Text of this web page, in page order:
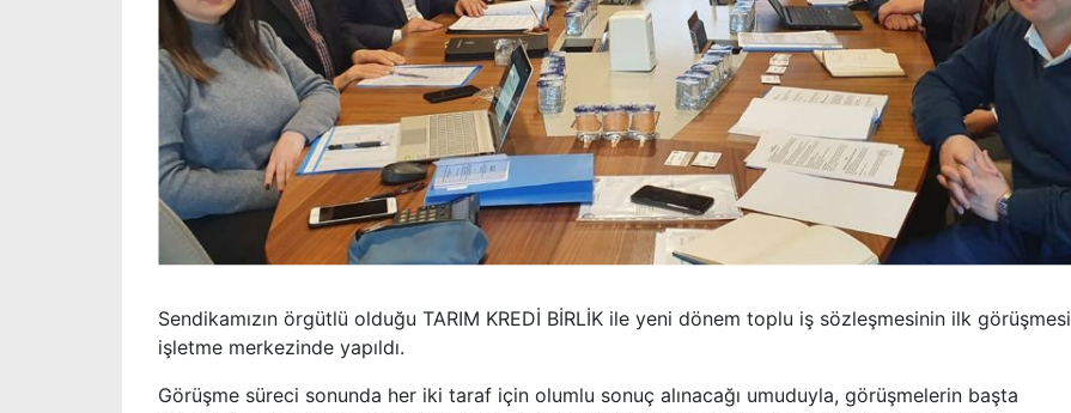
Sendikamızın örgütlü olduğu TARIM KREDİ BİRLİK ile yeni dönem toplu iş sözleşmesinin ilk görüşmesi
işletme merkezinde yapıldı.
Görüşme süreci sonunda her iki taraf için olumlu sonuç alınacağı umuduyla, görüşmelerin başta